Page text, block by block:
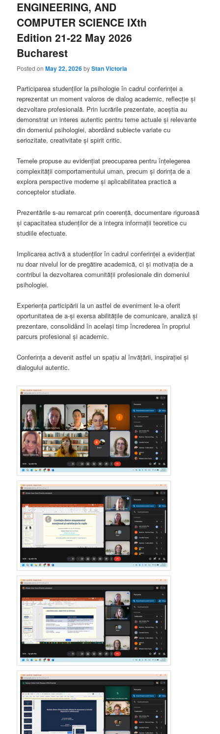
ENGINEERING, AND
COMPUTER SCIENCE IXth
Edition 21-22 May 2026
Bucharest
Posted onMay 22, 2026byStan Victoria
Participarea studenților la psihologie în cadrul conferinței a
reprezentat un moment valoros de dialog academic, reflecție și
dezvoltare profesională. Prin lucrările prezentate, aceștia au
demonstrat un interes autentic pentru teme actuale și relevante
din domeniul psihologiei, abordând subiecte variate cu
seriozitate, creativitate și spirit critic.
Temele propuse au evidențiat preocuparea pentru înțelegerea
complexității comportamentului uman, precum și dorința de a
explora perspective moderne și aplicabilitatea practică a
conceptelor studiate.
Prezentările s-au remarcat prin coerență, documentare riguroasă
și capacitatea studenților de a integra informații teoretice cu
studiile efectuate.
Implicarea activă a studenților în cadrul conferinței a evidențiat
nu doar nivelul lor de pregătire academică, ci și motivația de a
contribui la dezvoltarea comunității profesionale din domeniul
psihologiei.
Experiența participării la un astfel de eveniment le-a oferit
oportunitatea de a-și exersa abilitățile de comunicare, analiză și
prezentare, consolidând în același timp încrederea în propriul
parcurs profesional și academic.
Conferința a devenit astfel un spațiu al învățării, inspirației și
dialogului autentic.